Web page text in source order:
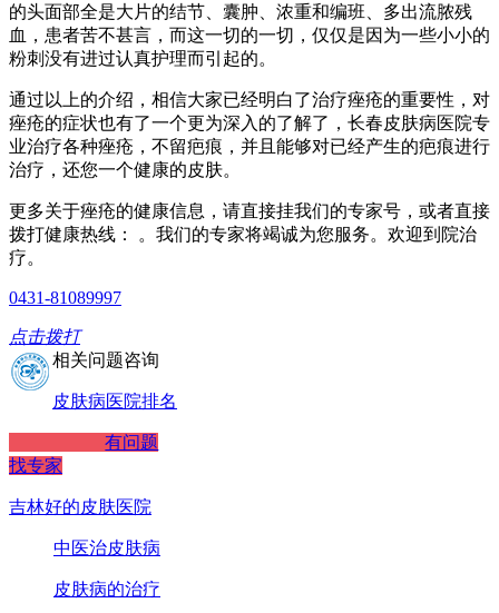
的头面部全是大片的结节、囊肿、浓重和编班、多出流脓残
血，患者苦不甚言，而这一切的一切，仅仅是因为一些小小的
粉刺没有进过认真护理而引起的。
通过以上的介绍，相信大家已经明白了治疗痤疮的重要性，对
痤疮的症状也有了一个更为深入的了解了，长春皮肤病医院专
业治疗各种痤疮，不留疤痕，并且能够对已经产生的疤痕进行
治疗，还您一个健康的皮肤。
更多关于痤疮的健康信息，请直接挂我们的专家号，或者直接
拨打健康热线： 。我们的专家将竭诚为您服务。欢迎到院治
疗。
0431-81089997
点击拨打
相关问题咨询
皮肤病医院排名
有问题
找专家
吉林好的皮肤医院
中医治皮肤病
皮肤病的治疗